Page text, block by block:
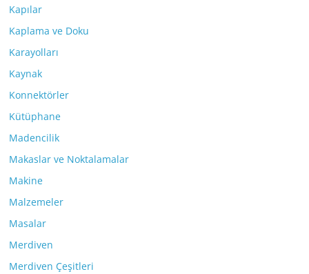
Kapılar
Kaplama ve Doku
Karayolları
Kaynak
Konnektörler
Kütüphane
Madencilik
Makaslar ve Noktalamalar
Makine
Malzemeler
Masalar
Merdiven
Merdiven Çeşitleri